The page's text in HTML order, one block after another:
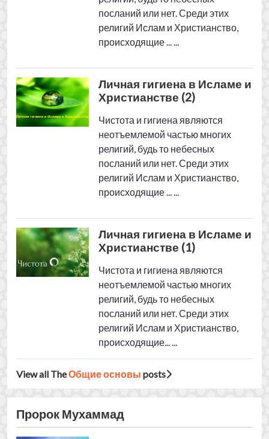
религий Ислам и Христианство,
происходящие ... ...
Чистота и гигиена являются
неотъемлемой частью многих
религий, будь то небесных
посланий или нет. Среди этих
религий Ислам и Христианство,
происходящие... ...
Пророк Мухаммад
Период открытого
призыва к Исламу. (2)
Всеобщность послания
пророка Мухаммада
Период открытого
призыва к Исламу. (1)